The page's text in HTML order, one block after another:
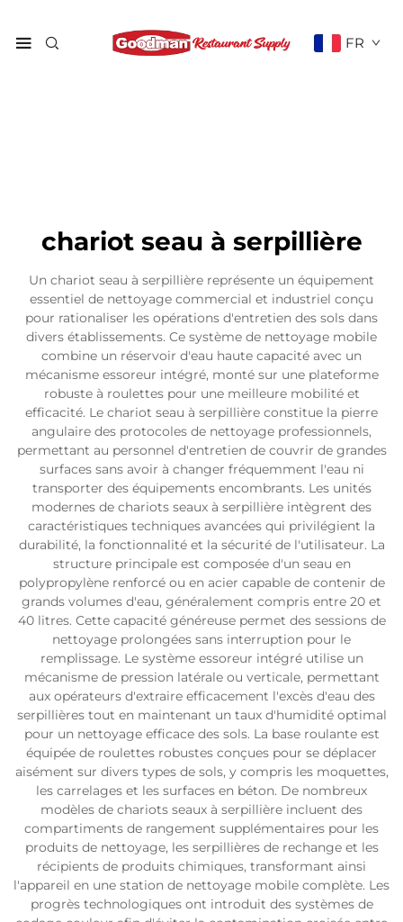
FR
chariot seau à serpillière
Un chariot seau à serpillière représente un équipement
essentiel de nettoyage commercial et industriel conçu
pour rationaliser les opérations d'entretien des sols dans
divers établissements. Ce système de nettoyage mobile
combine un réservoir d'eau haute capacité avec un
mécanisme essoreur intégré, monté sur une plateforme
robuste à roulettes pour une meilleure mobilité et
efficacité. Le chariot seau à serpillière constitue la pierre
angulaire des protocoles de nettoyage professionnels,
permettant au personnel d'entretien de couvrir de grandes
surfaces sans avoir à changer fréquemment l'eau ni
transporter des équipements encombrants. Les unités
modernes de chariots seaux à serpillière intègrent des
caractéristiques techniques avancées qui privilégient la
durabilité, la fonctionnalité et la sécurité de l'utilisateur. La
structure principale est composée d'un seau en
polypropylène renforcé ou en acier capable de contenir de
grands volumes d'eau, généralement compris entre 20 et
40 litres. Cette capacité généreuse permet des sessions de
nettoyage prolongées sans interruption pour le
remplissage. Le système essoreur intégré utilise un
mécanisme de pression latérale ou verticale, permettant
aux opérateurs d'extraire efficacement l'excès d'eau des
serpillières tout en maintenant un taux d'humidité optimal
pour un nettoyage efficace des sols. La base roulante est
équipée de roulettes robustes conçues pour se déplacer
aisément sur divers types de sols, y compris les moquettes,
les carrelages et les surfaces en béton. De nombreux
modèles de chariots seaux à serpillière incluent des
compartiments de rangement supplémentaires pour les
produits de nettoyage, les serpillières de rechange et les
récipients de produits chimiques, transformant ainsi
l'appareil en une station de nettoyage mobile complète. Les
progrès technologiques ont introduit des systèmes de